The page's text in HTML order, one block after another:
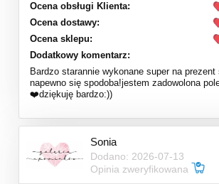
Ocena obsługi Klienta:
Ocena dostawy:
Ocena sklepu:
Dodatkowy komentarz:
Bardzo starannie wykonane super na prezent
napewno się spodoba!jestem zadowolona
❤️dziękuję bardzo:))
Sonia
Dodano: 2026-07-13
Opinia zweryfikowana